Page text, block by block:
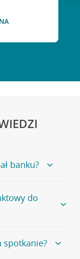
banku?
na
się
do
numeru
spotkanie?